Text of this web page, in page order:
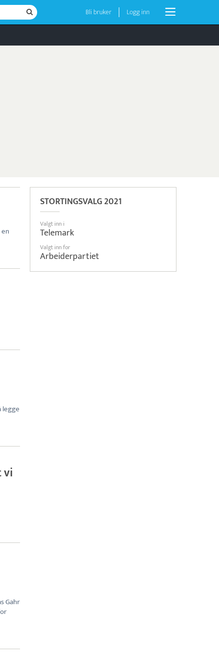
Bli bruker Logg inn
STORTINGSVALG 2021
Valgt inn i
Telemark
Valgt inn for
Arbeiderpartiet
legge
vi
Gahr